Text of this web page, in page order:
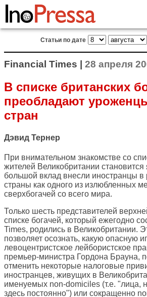
Статьи по дате
Financial Times | 28 апреля
В списке британских
преобладают
стран
Дэвид Тернер
При внимательном знакомстве со
жителей Великобритании становится
большой вклад внесли иностранцы в
страны как одного из излюбленных
сверхбогачей со всего мира.
Только шесть представителей
списке богачей, который ежегодно
Times, родились в Великобритании.
позволяет осознать, какую опасную
левоцентристское лейбористское
премьер-министра Гордона Брауна,
отменить некоторые налоговые
иностранцев, живущих в
именуемых non-domiciles (т.е.
здесь постоянно") или сокращенно